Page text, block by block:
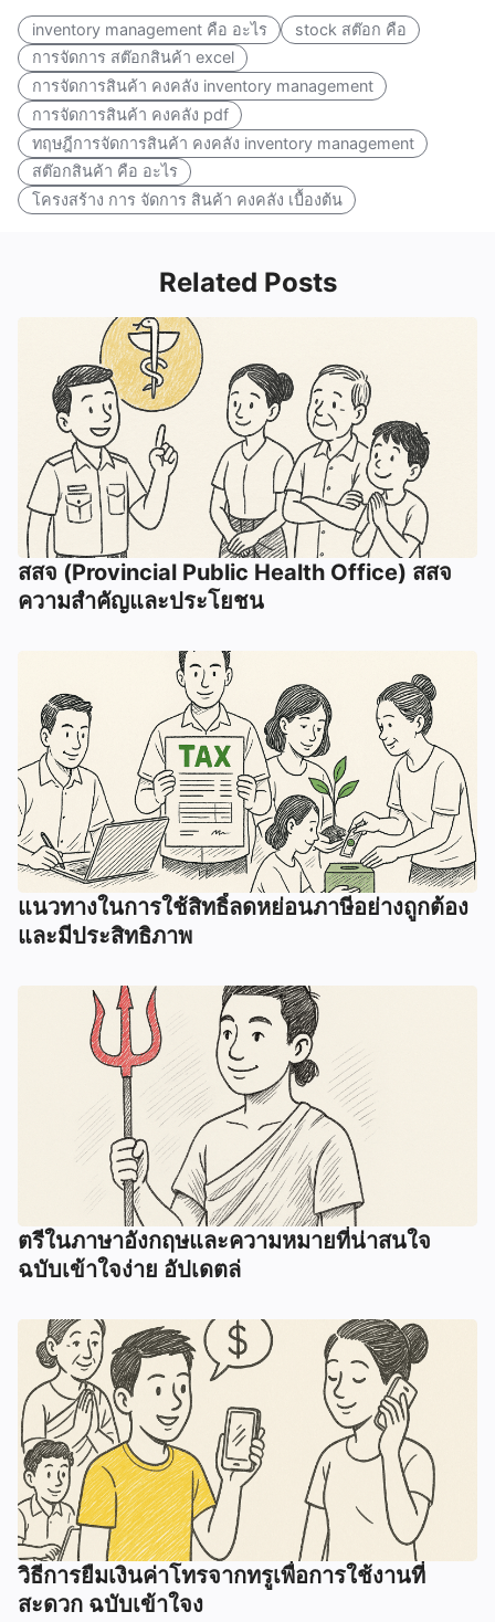
inventory management คือ อะไร
stock สต๊อก คือ
การจัดการ สต๊อกสินค้า excel
การจัดการสินค้า คงคลัง inventory management
การจัดการสินค้า คงคลัง pdf
ทฤษฎีการจัดการสินค้า คงคลัง inventory management
สต๊อกสินค้า คือ อะไร
โครงสร้าง การ จัดการ สินค้า คงคลัง เบื้องต้น
Related Posts
สสจ (Provincial Public Health Office) สสจ
ความสำคัญและประโยชน
แนวทางในการใช้สิทธิ์ลดหย่อนภาษีอย่างถูกต้อง
และมีประสิทธิภาพ
ตรีในภาษาอังกฤษและความหมายที่น่าสนใจ
ฉบับเข้าใจง่าย อัปเดตล่
วิธีการยืมเงินค่าโทรจากทรูเพื่อการใช้งานที่
สะดวก ฉบับเข้าใจง